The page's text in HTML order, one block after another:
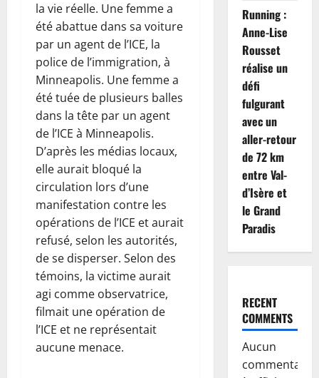
la vie réelle. Une femme a
été abattue dans sa voiture
par un agent de l’ICE, la
police de l’immigration, à
Minneapolis. Une femme a
été tuée de plusieurs balles
dans la tête par un agent
de l’ICE à Minneapolis.
D’après les médias locaux,
elle aurait bloqué la
circulation lors d’une
manifestation contre les
opérations de l’ICE et aurait
refusé, selon les autorités,
de se disperser. Selon des
témoins, la victime aurait
agi comme observatrice,
filmait une opération de
l’ICE et ne représentait
aucune menace.
Running :
Anne-Lise
Rousset
réalise un
défi
fulgurant
avec un
aller-retour
de 72 km
entre Val-
d’Isère et
le Grand
Paradis
RECENT
COMMENTS
Aucun
commentaire